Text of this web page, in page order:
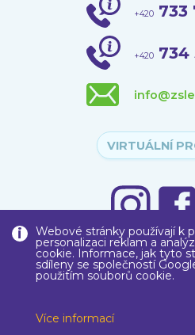
Webové stránky používají k
personalizaci reklam a
cookie. Informace, jak tyto
sdíleny se společností
použitím souborů cookie.
Více informací
+420 733
+420 734
VIRTUÁLNÍ